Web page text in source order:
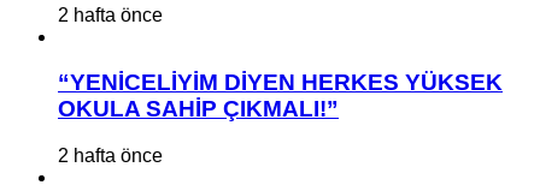
2 hafta önce
“YENİCELİYİM DİYEN HERKES YÜKSEK
OKULA SAHİP ÇIKMALI!”
2 hafta önce